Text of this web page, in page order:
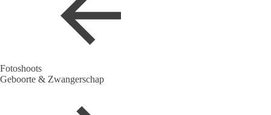
Fotoshoots
Geboorte & Zwangerschap